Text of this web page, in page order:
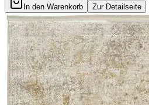
In den Warenkorb Zur Detailseite